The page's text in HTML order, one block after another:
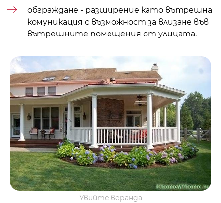
обграждане - разширение като вътрешна
комуникация с възможност за влизане във
вътрешните помещения от улицата.
Увийте веранда